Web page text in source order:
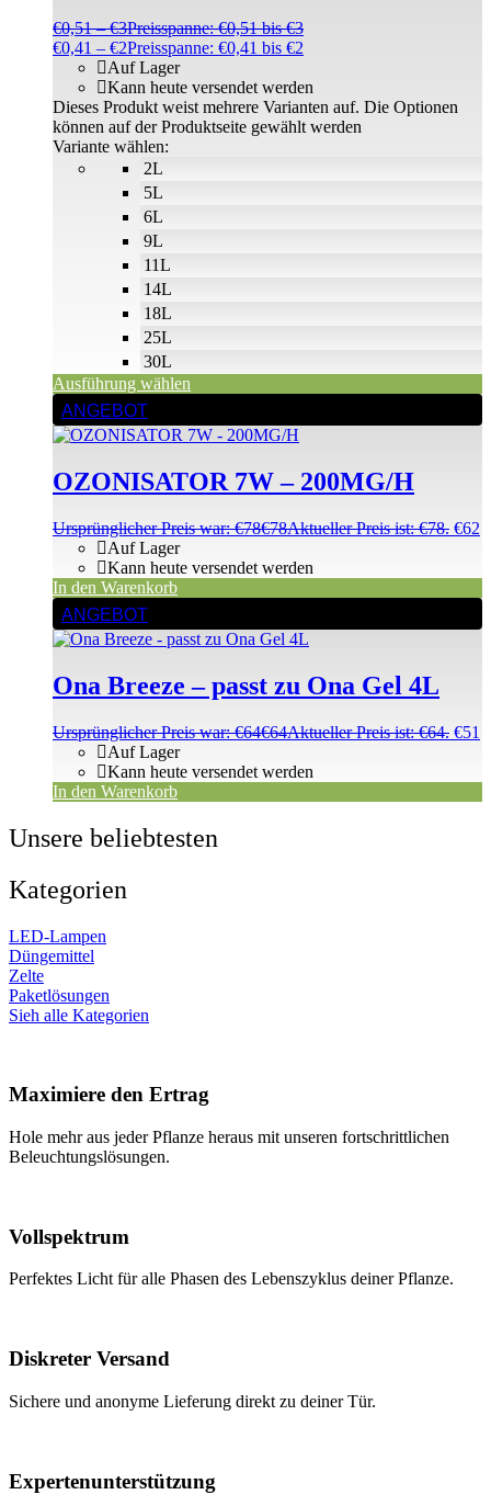
€0,51 –€3Preisspanne: €0,51 bis €3
€0,41 – €2Preisspanne: €0,41 bis €2
2L
5L
6L
9L
11L
14L
18L
25L
30L
Auf Lager
Kann heute versendet werden
Variante wählen:
Ausführung wählen
Dieses Produkt weist mehrere Varianten auf. Die Optionen
können auf der Produktseite gewählt werden
ANGEBOT
OZONISATOR 7W – 200MG/H
Ursprünglicher Preis war: €78€78Aktueller Preis ist: €78. €62
Auf Lager
Kann heute versendet werden
In den Warenkorb
ANGEBOT
Ona Breeze – passt zu Ona Gel 4L
Ursprünglicher Preis war: €64€64Aktueller Preis ist: €64. €51
Auf Lager
Kann heute versendet werden
In den Warenkorb
Unsere beliebtesten
Kategorien
LED-Lampen
Düngemittel
Zelte
Paketlösungen
Sieh alle Kategorien
Maximiere den Ertrag
Hole mehr aus jeder Pflanze heraus mit unseren fortschrittlichen
Beleuchtungslösungen.
Vollspektrum
Perfektes Licht für alle Phasen des Lebenszyklus deiner Pflanze.
Diskreter Versand
Sichere und anonyme Lieferung direkt zu deiner Tür.
Expertenunterstützung